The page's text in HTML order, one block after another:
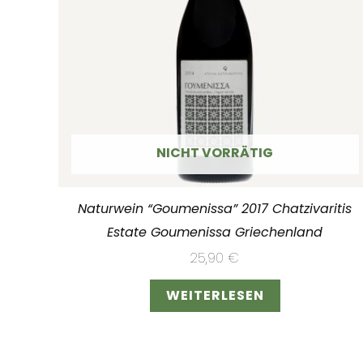
NICHT VORRÄTIG
Naturwein “Goumenissa” 2017 Chatzivaritis
Estate Goumenissa Griechenland
25,90€
WEITERLESEN